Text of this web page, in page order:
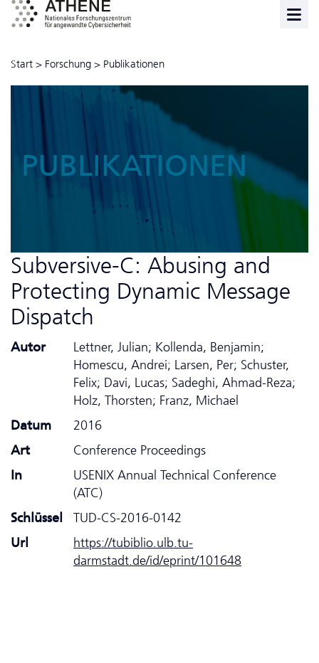
Start > Forschung > Publikationen
PUBLIKATIONEN
Subversive-C: Abusing and
Protecting Dynamic Message
Dispatch
Autor
Lettner, Julian; Kollenda, Benjamin;
Homescu, Andrei; Larsen, Per; Schuster,
Felix; Davi, Lucas; Sadeghi, Ahmad-Reza;
Holz, Thorsten; Franz, Michael
Datum
2016
Art
Conference Proceedings
In
USENIX Annual Technical Conference
(ATC)
Schlüssel
TUD-CS-2016-0142
Url
https://tubiblio.ulb.tu-
darmstadt.de/id/eprint/101648